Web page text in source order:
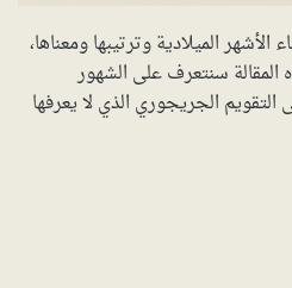
الميلادية وترتيبها ومعناها،
سنتعرف على الشهور
التقويم الجريجوري الذي لا يعرفها